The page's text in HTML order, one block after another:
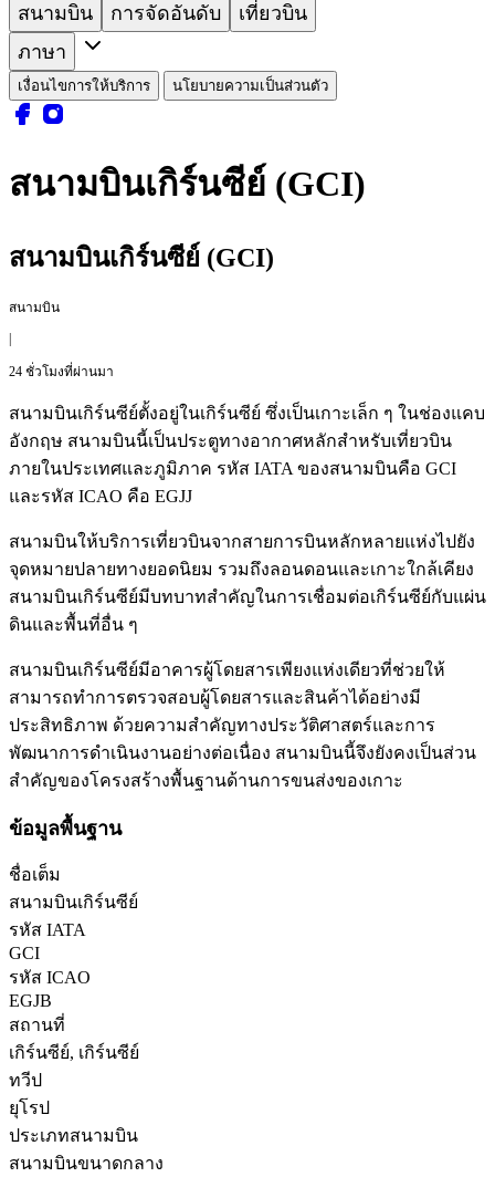
สนามบิน
การจัดอันดับ
เที่ยวบิน
ภาษา
เงื่อนไขการให้บริการ นโยบายความเป็นส่วนตัว
สนามบินเกิร์นซีย์ (GCI)
สนามบินเกิร์นซีย์ (GCI)
สนามบิน
|
24 ชั่วโมงที่ผ่านมา
สนามบินเกิร์นซีย์ตั้งอยู่ในเกิร์นซีย์ ซึ่งเป็นเกาะเล็ก ๆ ในช่องแคบ
อังกฤษ สนามบินนี้เป็นประตูทางอากาศหลักสำหรับเที่ยวบิน
ภายในประเทศและภูมิภาค รหัส IATA ของสนามบินคือ GCI
และรหัส ICAO คือ EGJJ
สนามบินให้บริการเที่ยวบินจากสายการบินหลักหลายแห่งไปยัง
จุดหมายปลายทางยอดนิยม รวมถึงลอนดอนและเกาะใกล้เคียง
สนามบินเกิร์นซีย์มีบทบาทสำคัญในการเชื่อมต่อเกิร์นซีย์กับแผ่น
ดินและพื้นที่อื่น ๆ
สนามบินเกิร์นซีย์มีอาคารผู้โดยสารเพียงแห่งเดียวที่ช่วยให้
สามารถทำการตรวจสอบผู้โดยสารและสินค้าได้อย่างมี
ประสิทธิภาพ ด้วยความสำคัญทางประวัติศาสตร์และการ
พัฒนาการดำเนินงานอย่างต่อเนื่อง สนามบินนี้จึงยังคงเป็นส่วน
สำคัญของโครงสร้างพื้นฐานด้านการขนส่งของเกาะ
ข้อมูลพื้นฐาน
ชื่อเต็ม
สนามบินเกิร์นซีย์
รหัส IATA
GCI
รหัส ICAO
EGJB
สถานที่
เกิร์นซีย์, เกิร์นซีย์
ทวีป
ยุโรป
ประเภทสนามบิน
สนามบินขนาดกลาง